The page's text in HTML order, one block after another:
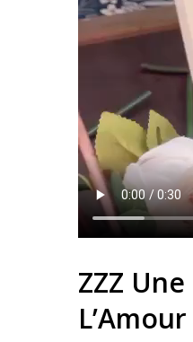
ZZZ
L’Amour